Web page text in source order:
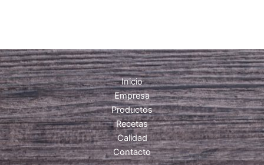
Inicio
Empresa
Productos
Recetas
Calidad
Contacto